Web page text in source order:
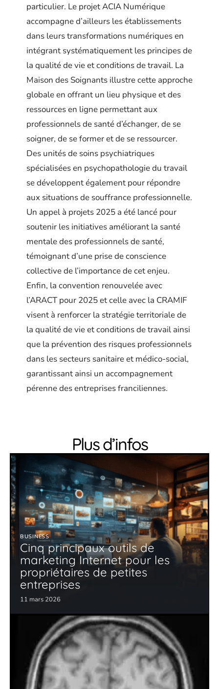
particulier. Le projet ACIA Numérique
accompagne d’ailleurs les établissements
dans leurs transformations numériques en
intégrant systématiquement les principes de
la qualité de vie et conditions de travail. La
Maison des Soignants illustre cette approche
globale en offrant un lieu physique et des
ressources en ligne permettant aux
professionnels de santé d’échanger, de se
soigner, de se former et de se ressourcer.
Des unités de soins psychiatriques
spécialisées en psychopathologie du travail
se développent également pour répondre
aux situations de souffrance professionnelle.
Un appel à projets 2025 a été lancé pour
soutenir les initiatives améliorant la santé
mentale des professionnels de santé,
témoignant d’une prise de conscience
collective de l’importance de cet enjeu.
Enfin, la convention renouvelée avec
l’ARACT pour 2025 et celle avec la CRAMIF
visent à renforcer la stratégie territoriale de
la qualité de vie et conditions de travail ainsi
que la prévention des risques professionnels
dans les secteurs sanitaire et médico-social,
garantissant ainsi un accompagnement
pérenne des entreprises franciliennes.
Plus d’infos
BUSINESS
Cinq principaux outils de
marketing Internet pour les
propriétaires de petites
entreprises
11 mars 2026